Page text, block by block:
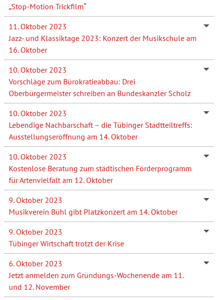
„Stop-Motion Trickfilm“
11. Oktober 2023
Jazz- und Klassiktage 2023: Konzert der Musikschule am
16. Oktober
10. Oktober 2023
Vorschläge zum Bürokratieabbau: Drei
Oberbürgermeister schreiben an Bundeskanzler Scholz
10. Oktober 2023
Lebendige Nachbarschaft – die Tübinger Stadtteiltreffs:
Ausstellungseröffnung am 14. Oktober
10. Oktober 2023
Kostenlose Beratung zum städtischen Förderprogramm
für Artenvielfalt am 12. Oktober
9. Oktober 2023
Musikverein Bühl gibt Platzkonzert am 14. Oktober
9. Oktober 2023
Tübinger Wirtschaft trotzt der Krise
6. Oktober 2023
Jetzt anmelden zum Gründungs-Wochenende am 11.
und 12. November